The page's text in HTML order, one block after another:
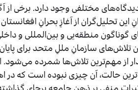
مختلفی وجود دارد. برخی از
این تحلیل‌گران از آغازِ بحرانِ
منطقه‌یی و بین‌المللی و داخلی
تلاش‌های سازمانِ مللِ متحد برای
از مهم‌ترین تلاش‌ها شمرده می‌شود.
حالت، آن چیزی نبوده است که در